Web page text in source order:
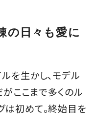
の日々も愛に
を生かし、モデル
ここまで多くのル
は初めて。終始目を